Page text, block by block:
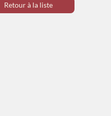
Retour à la liste